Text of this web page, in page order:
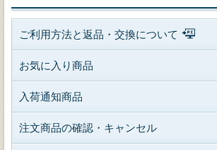
ご利用方法と返品・交換について
お気に入り商品
入荷通知商品
注文商品の確認・キャンセル